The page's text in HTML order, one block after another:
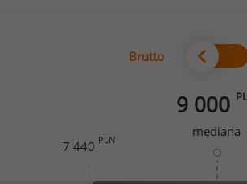
Brutto
9 000
mediana
7 440 PLN